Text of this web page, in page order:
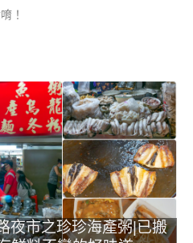
！
夜市之珍珍海產粥|已搬